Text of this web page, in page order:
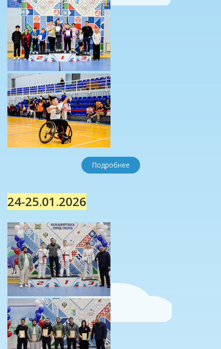
Подробнее
24-25.01.2026